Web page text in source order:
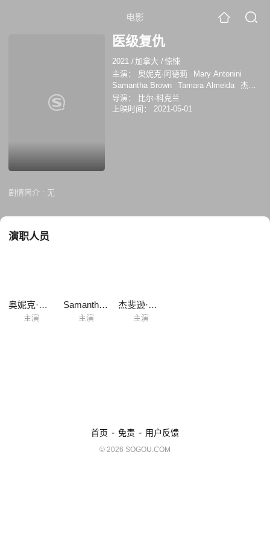
电影
医级复仇
2021 / 加拿大 /惊悚
主演：
奥妮克·阿德莉
Mary Antonini
Samantha Brown
Tamara Almeida
杰斐
逊·布朗
Tom Melissis
Shadia Ali
Celestine Caravaggio
导演：
比尔·科克兰
上映时间：
2021-05-01
剧情简介 : 无
演职人员
奥妮克·阿德莉
主演
Samantha Brown
主演
杰斐逊·布朗
主演
首页 - 免责 - 用户反馈
© 2026 SOGOU.COM